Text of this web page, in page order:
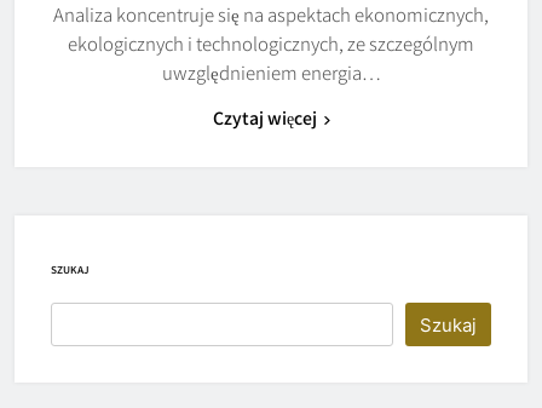
Analiza koncentruje się na aspektach ekonomicznych,
ekologicznych i technologicznych, ze szczególnym
uwzględnieniem energia…
Czytaj więcej
SZUKAJ
Szukaj